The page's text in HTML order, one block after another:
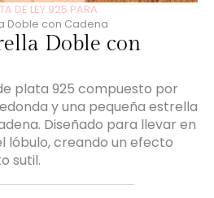
DE LEY 925 PARA
Doble con Cadena
Doble con
plata 925 compuesto por
y una pequeña estrella
Diseñado para llevar en
lóbulo, creando un efecto
sutil.